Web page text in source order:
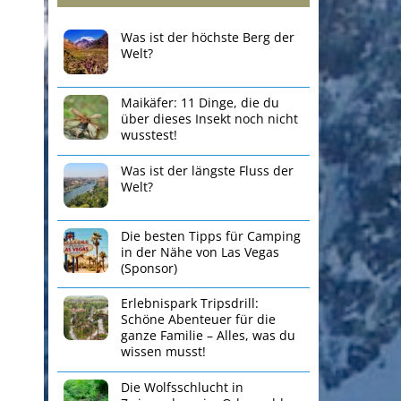
Was ist der höchste Berg der
Welt?
Maikäfer: 11 Dinge, die du
über dieses Insekt noch nicht
wusstest!
Was ist der längste Fluss der
Welt?
Die besten Tipps für Camping
in der Nähe von Las Vegas
(Sponsor)
Erlebnispark Tripsdrill:
Schöne Abenteuer für die
ganze Familie – Alles, was du
wissen musst!
Die Wolfsschlucht in